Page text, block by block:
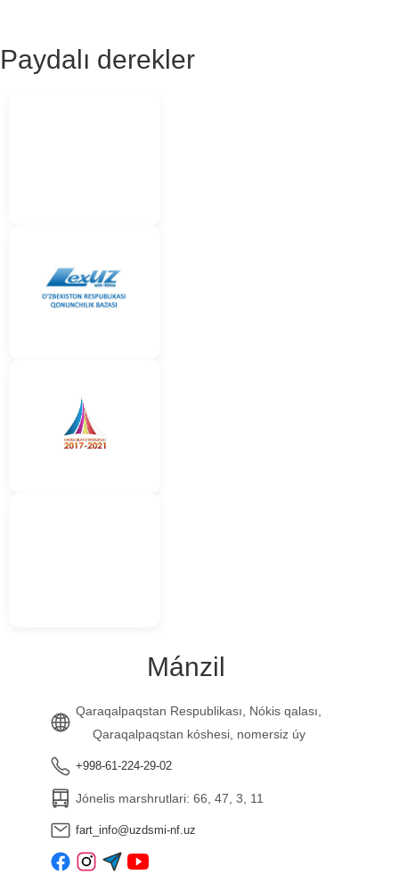
Paydalı derekler
Mánzil
Qaraqalpaqstan Respublikası, Nókis qalası,
Qaraqalpaqstan kóshesi, nomersiz úy
+998-61-224-29-02
Jónelis marshrutlari: 66, 47, 3, 11
fart_info@uzdsmi-nf.uz